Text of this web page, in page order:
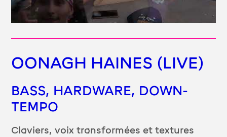
OONAGH HAINES (LIVE)
BASS, HARDWARE, DOWN-
TEMPO
Claviers, voix transformées et textures